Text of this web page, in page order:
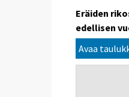
Eräiden
edellisen
Avaa